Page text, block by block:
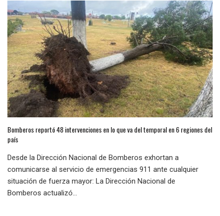
Bomberos reportó 48 intervenciones en lo que va del temporal en 6 regiones del
país
Desde la Dirección Nacional de Bomberos exhortan a
comunicarse al servicio de emergencias 911 ante cualquier
situación de fuerza mayor: La Dirección Nacional de
Bomberos actualizó...